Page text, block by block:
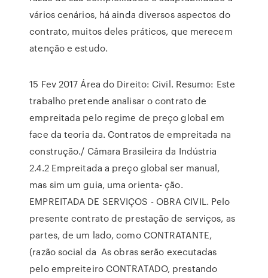
vários cenários, há ainda diversos aspectos do
contrato, muitos deles práticos, que merecem
atenção e estudo.
15 Fev 2017 Área do Direito: Civil. Resumo: Este
trabalho pretende analisar o contrato de
empreitada pelo regime de preço global em
face da teoria da. Contratos de empreitada na
construção./ Câmara Brasileira da Indústria
2.4.2 Empreitada a preço global ser manual,
mas sim um guia, uma orienta- ção.
EMPREITADA DE SERVIÇOS - OBRA CIVIL. Pelo
presente contrato de prestação de serviços, as
partes, de um lado, como CONTRATANTE,
(razão social da As obras serão executadas
pelo empreiteiro CONTRATADO, prestando